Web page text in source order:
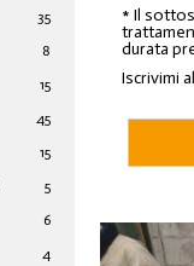
35
8
15
45
15
5
6
4
* Il
durata
Iscrivimi